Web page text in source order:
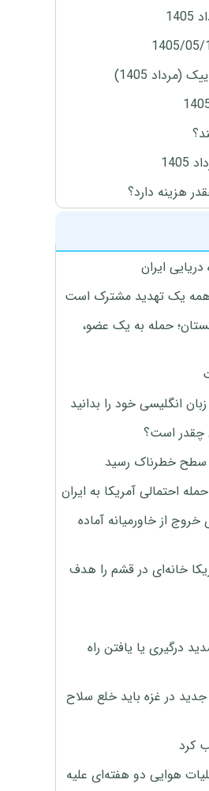
1405)
هزینه دارد؟
ایران
همه یک تهدید مشترک است
حمله به یک عضو،
انگلیسی خود را بدانید
سطح خطرناک رسید
احتمالی آمریکا به ایران
از خاورمیانه آماده
۲۰۰۰ پوندی آمریکا خانه‌ای در قشم را هدف
درگیری یا یافتن راه
در غزه باید خلع سلاح
کرد
هوایی دو هفته‌ای علیه